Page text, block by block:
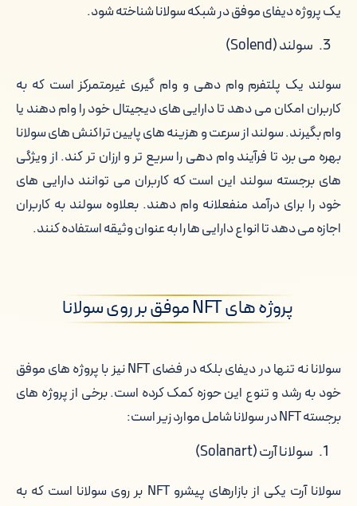
یک پروژه دیفای موفق در شبکه سولانا شناخته شود.
سولند (Solend)
سولند یک پلتفرم وام دهی و وام گیری غیرمتمرکز است که به
کاربران امکان می دهد تا دارایی های دیجیتال خود را وام دهند یا
وام بگیرند. سولند از سرعت و هزینه های پایین تراکنش های سولانا
بهره می برد تا فرآیند وام دهی را سریع تر و ارزان تر کند. از ویژگی
های برجسته سولند این است که کاربران می توانند دارایی های
خود را برای درآمد منفعلانه وام دهند. بعلاوه سولند به کاربران
اجازه می دهد تا انواع دارایی ها را به عنوان وثیقه استفاده کنند.
پروژه های NFT موفق بر روی سولانا
سولانا نه تنها در دیفای بلکه در فضای NFT نیز با پروژه های موفق
خود به رشد و تنوع این حوزه کمک کرده است. برخی از پروژه های
برجسته NFT در سولانا شامل موارد زیر است:
سولانا آرت (Solanart)
سولانا آرت یکی از بازارهای پیشرو NFT بر روی سولانا است که به